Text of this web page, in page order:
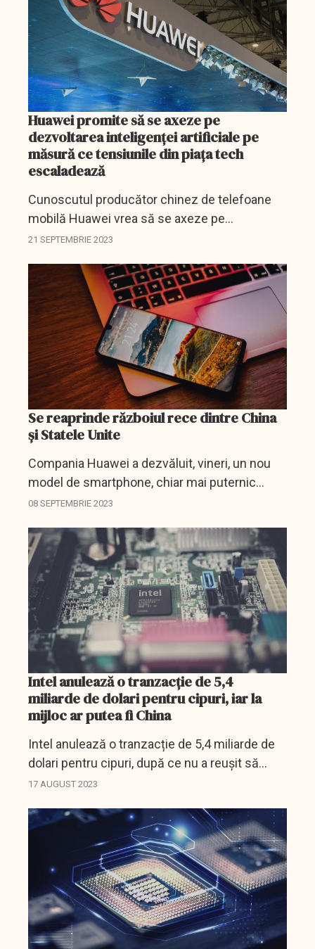
Huawei promite să se axeze pe
dezvoltarea inteligenței artificiale pe
măsură ce tensiunile din piața tech
escaladează
Cunoscutul producător chinez de telefoane
mobilă Huawei vrea să se axeze pe
dezvoltarea inteligenței artificiale în următorii
21 SEPTEMBRIE 2023
Se reaprinde războiul rece dintre China
și Statele Unite
Compania Huawei a dezvăluit, vineri, un nou
model de smartphone, chiar mai puternic
decât cel prezentat săptămâna trecută.
americane se acutizează...
08 SEPTEMBRIE 2023
Intel anulează o tranzacție de 5,4
miliarde de dolari pentru cipuri, iar la
mijloc ar putea fi China
Intel anulează o tranzacție de 5,4 miliarde de
dolari pentru cipuri, după ce nu a reușit să
obțină aprobarea autorităților de reglementare
17 AUGUST 2023